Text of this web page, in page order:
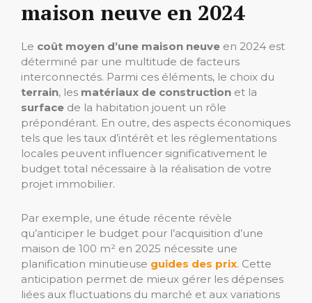
maison neuve en 2024
Le coût moyen d’une maison neuve en 2024 est
déterminé par une multitude de facteurs
interconnectés. Parmi ces éléments, le choix du
terrain, les matériaux de construction et la
surface de la habitation jouent un rôle
prépondérant. En outre, des aspects économiques
tels que les taux d’intérêt et les réglementations
locales peuvent influencer significativement le
budget total nécessaire à la réalisation de votre
projet immobilier.
Par exemple, une étude récente révèle
qu’anticiper le budget pour l’acquisition d’une
maison de 100 m² en 2025 nécessite une
planification minutieuse guides des prix. Cette
anticipation permet de mieux gérer les dépenses
liées aux fluctuations du marché et aux variations